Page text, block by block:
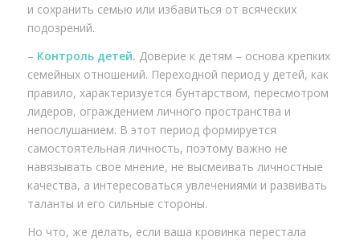
и сохранить семью или избавиться от всяческих
подозрений.
– Контроль детей. Доверие к детям – основа крепких
семейных отношений. Переходной период у детей, как
правило, характеризуется бунтарством, пересмотром
лидеров, ограждением личного пространства и
непослушанием. В этот период формируется
самостоятельная личность, поэтому важно не
навязывать свое мнение, не высмеивать личностные
качества, а интересоваться увлечениями и развивать
таланты и его сильные стороны.
Но что, же делать, если ваша кровинка перестала